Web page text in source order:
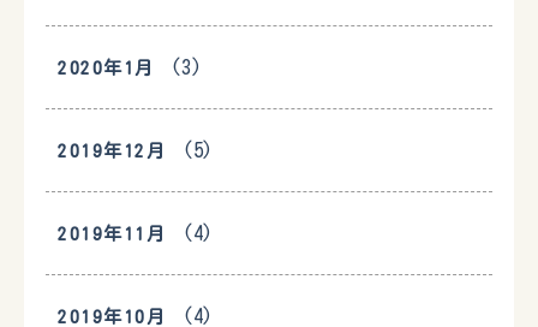
2020年1月 (3)
2019年12月 (5)
2019年11月 (4)
2019年10月 (4)